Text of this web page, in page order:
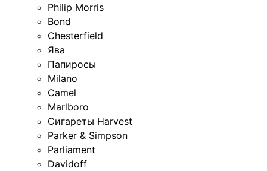
Philip Morris
Bond
Chesterfield
Ява
Папиросы
Milano
Camel
Marlboro
Сигареты Harvest
Parker & Simpson
Parliament
Davidoff